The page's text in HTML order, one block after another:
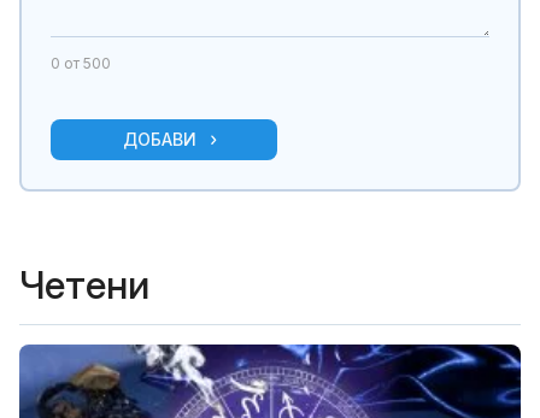
0 от 500
ДОБАВИ
Четени